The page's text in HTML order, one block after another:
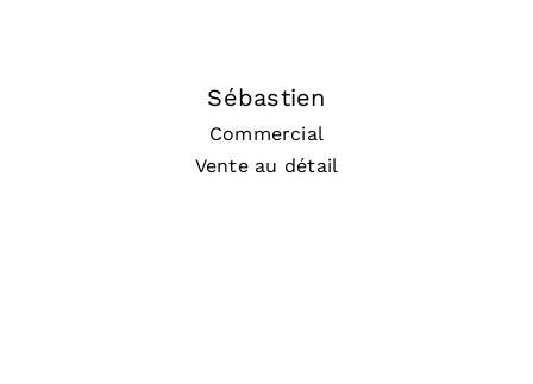
Sébastien
Commercial
Vente au détail